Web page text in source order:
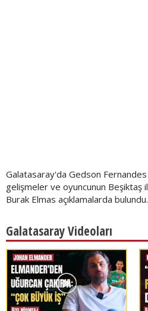
Galatasaray'da Gedson
gelişmeler ve oyuncunun Beşiktaş
Burak Elmas açıklamalarda bulundu.
Galatasaray Videoları